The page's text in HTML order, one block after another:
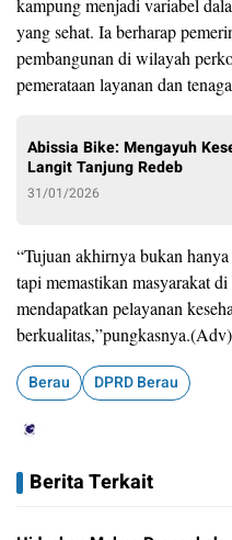
kampung menjadi variabel
yang sehat. Ia berharap
pembangunan di wilayah
pemerataan layanan dan
Abissia Bike: Mengayuh
Langit Tanjung Redeb
31/01/2026
“Tujuan akhirnya bukan
tapi memastikan masyarakat
mendapatkan pelayanan
berkualitas,”pungkasnya.(Adv)
Berau DPRD Berau
Berita Terkait